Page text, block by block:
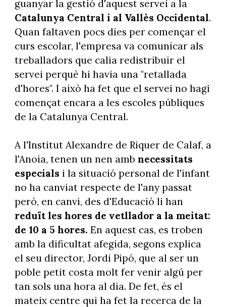
guanyar la gestió d'aquest servei a la
Catalunya Central i al Vallès Occidental.
Quan faltaven pocs dies per començar el
curs escolar, l'empresa va comunicar als
treballadors que calia redistribuir el
servei perquè hi havia una "retallada
d'hores". I això ha fet que el servei no hagi
començat encara a les escoles públiques
de la Catalunya Central.
A l'Institut Alexandre de Riquer de Calaf, a
l'Anoia, tenen un nen amb necessitats
especials i la situació personal de l'infant
no ha canviat respecte de l'any passat
però, en canvi, des d'Educació li han
reduït les hores de vetllador a la meitat:
de 10 a 5 hores. En aquest cas, es troben
amb la dificultat afegida, segons explica
el seu director, Jordi Pipó, que al ser un
poble petit costa molt fer venir algú per
tan sols una hora al dia. De fet, és el
mateix centre qui ha fet la recerca de la